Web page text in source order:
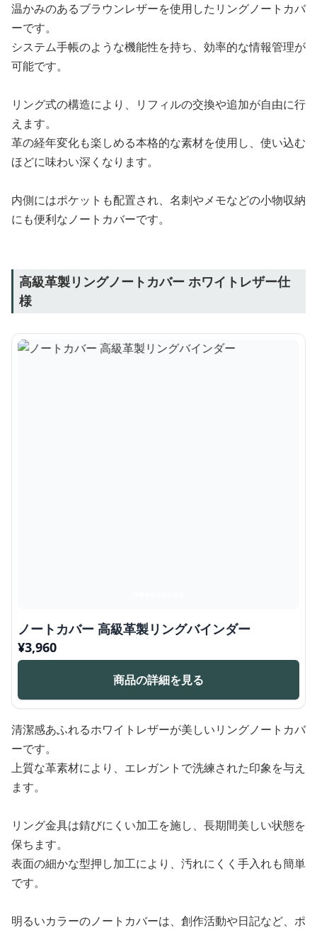
温かみのあるブラウンレザーを使用したリングノートカバ
ーです。
システム手帳のような機能性を持ち、効率的な情報管理が
可能です。
リング式の構造により、リフィルの交換や追加が自由に行
えます。
革の経年変化も楽しめる本格的な素材を使用し、使い込む
ほどに味わい深くなります。
内側にはポケットも配置され、名刺やメモなどの小物収納
にも便利なノートカバーです。
高級革製リングノートカバー ホワイトレザー仕
様
ノートカバー 高級革製リングバインダー
¥3,960
商品の詳細を見る
清潔感あふれるホワイトレザーが美しいリングノートカバ
ーです。
上質な革素材により、エレガントで洗練された印象を与え
ます。
リング金具は錆びにくい加工を施し、長期間美しい状態を
保ちます。
表面の細かな型押し加工により、汚れにくく手入れも簡単
です。
明るいカラーのノートカバーは、創作活動や日記など、ポ